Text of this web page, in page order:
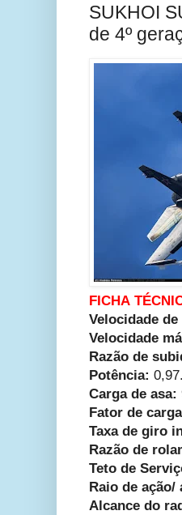
SUKHOI
de 4º
FICHA
Velocidade
Velocidade
Razão de
Potência: 0,97.
Carga de asa:
Fator de
Taxa de giro
Razão de
Teto de
Raio de ação/
Alcance do